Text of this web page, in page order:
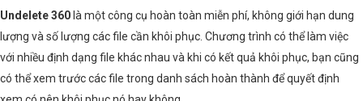
Undelete 360 là một công cụ hoàn toàn miễn phí, không giới hạn dung
lượng và số lượng các file cần khôi phục. Chương trình có thể làm việc
với nhiều định dạng file khác nhau và khi có kết quả khôi phục, bạn cũng
có thể xem trước các file trong danh sách hoàn thành để quyết định